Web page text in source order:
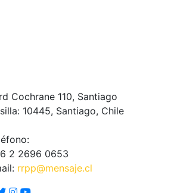
Cochrane 110, Santiago
10445, Santiago, Chile
2 2696 0653
rrpp@mensaje.cl